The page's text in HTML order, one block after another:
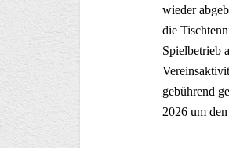
wieder
die
Spielbetrieb
gebührend
2026 um